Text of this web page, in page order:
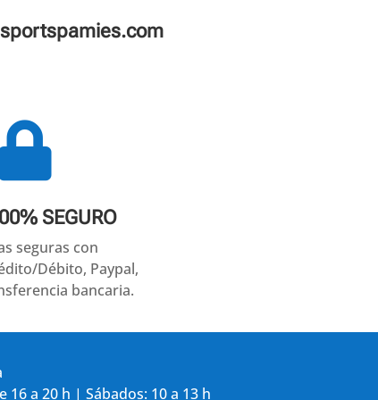
SEGURO
seguras con
Débito, Paypal,
bancaria.
16 a 20 h | Sábados: 10 a 13 h